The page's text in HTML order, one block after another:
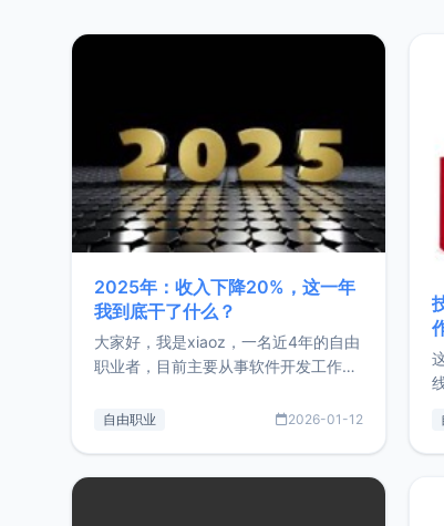
2025年：收入下降20%，这一年
我到底干了什么？
大家好，我是xiaoz，一名近4年的自由
职业者，目前主要从事软件开发工作。
的总结，内容主要包括：工作、学习、
自由职业 2026-01-12